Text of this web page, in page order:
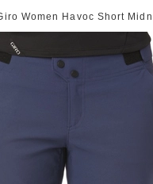
Women Havoc Short